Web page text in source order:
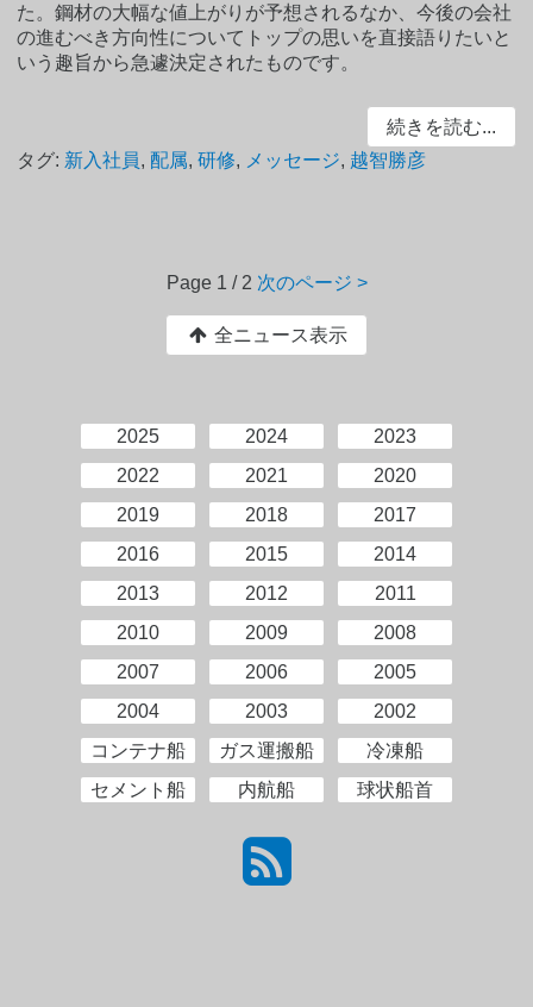
た。鋼材の大幅な値上がりが予想されるなか、今後の会社
の進むべき方向性についてトップの思いを直接語りたいと
いう趣旨から急遽決定されたものです。
続きを読む...
タグ: 新入社員, 配属,研修, メッセージ, 越智勝彦
Page 1 / 2 次のページ >
全ニュース表示
2025 2024
2023
2022
2021
2020
2019
2018
2017
2016
2015
2014
2013
2012
2011
2010
2009
2008
2007
2006
2005
2004
2003
2002
コンテナ船
ガス運搬船
冷凍船
セメント船
内航船 球状船首